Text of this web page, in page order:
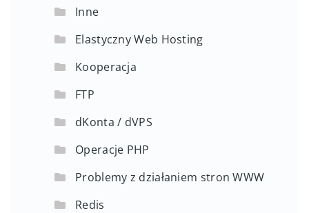
Inne
Elastyczny Web Hosting
Kooperacja
FTP
dKonta / dVPS
Operacje PHP
Problemy z działaniem stron WWW
Redis